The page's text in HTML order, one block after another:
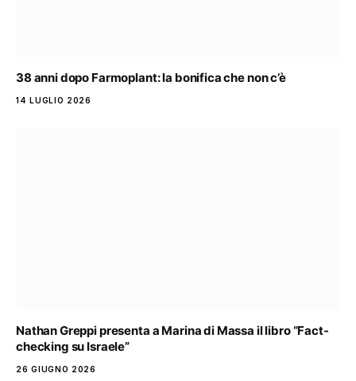
38 anni dopo Farmoplant: la bonifica che non c’è
14 LUGLIO 2026
Nathan Greppi presenta a Marina di Massa il libro “Fact-
checking su Israele”
26 GIUGNO 2026